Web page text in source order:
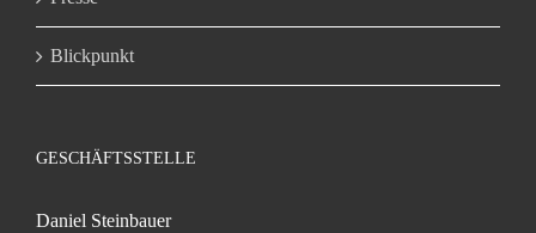
Blickpunkt
GESCHÄFTSSTELLE
Daniel Steinbauer